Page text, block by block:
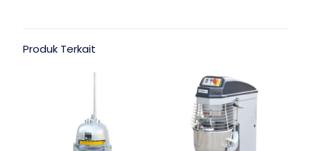
Produk Terkait